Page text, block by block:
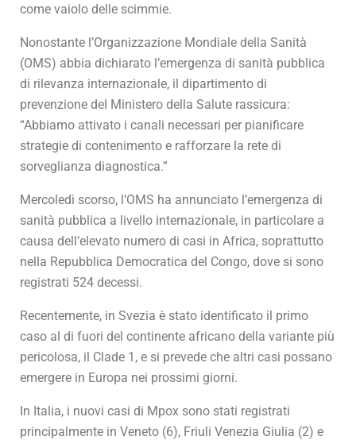
come vaiolo delle scimmie.
Nonostante l’Organizzazione Mondiale della Sanità
(OMS) abbia dichiarato l’emergenza di sanità pubblica
di rilevanza internazionale, il dipartimento di
prevenzione del Ministero della Salute rassicura:
“Abbiamo attivato i canali necessari per pianificare
strategie di contenimento e rafforzare la rete di
sorveglianza diagnostica.”
Mercoledì scorso, l’OMS ha annunciato l’emergenza di
sanità pubblica a livello internazionale, in particolare a
causa dell’elevato numero di casi in Africa, soprattutto
nella Repubblica Democratica del Congo, dove si sono
registrati 524 decessi.
Recentemente, in Svezia è stato identificato il primo
caso al di fuori del continente africano della variante più
pericolosa, il Clade 1, e si prevede che altri casi possano
emergere in Europa nei prossimi giorni.
In Italia, i nuovi casi di Mpox sono stati registrati
principalmente in Veneto (6), Friuli Venezia Giulia (2) e